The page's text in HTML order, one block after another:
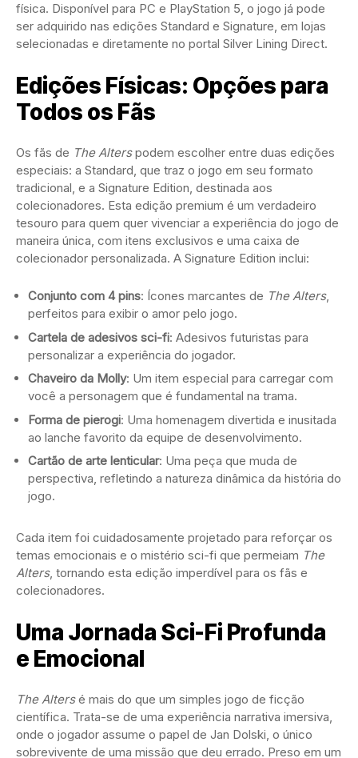
física. Disponível para PC e PlayStation 5, o jogo já pode
ser adquirido nas edições Standard e Signature, em lojas
selecionadas e diretamente no portal Silver Lining Direct.
Edições Físicas: Opções para
Todos os Fãs
Os fãs de The Alterspodem escolher entre duas edições
especiais: a Standard, que traz o jogo em seu formato
tradicional, e a Signature Edition, destinada aos
colecionadores. Esta edição premium é um verdadeiro
tesouro para quem quer vivenciar a experiência do jogo de
maneira única, com itens exclusivos e uma caixa de
colecionador personalizada. A Signature Edition inclui:
Conjunto com 4 pins: Ícones marcantes de The Alters,
perfeitos para exibir o amor pelo jogo.
Cartela de adesivos sci-fi: Adesivos futuristas para
personalizar a experiência do jogador.
Chaveiro da Molly: Um item especial para carregar com
você a personagem que é fundamental na trama.
Forma de pierogi: Uma homenagem divertida e inusitada
ao lanche favorito da equipe de desenvolvimento.
Cartão de arte lenticular: Uma peça que muda de
perspectiva, refletindo a natureza dinâmica da história do
jogo.
Cada item foi cuidadosamente projetado para reforçar os
temas emocionais e o mistério sci-fi que permeiam The
Alters, tornando esta edição imperdível para os fãs e
colecionadores.
Uma Jornada Sci-Fi Profunda
e Emocional
The Altersé mais do que um simples jogo de ficção
científica. Trata-se de uma experiência narrativa imersiva,
onde o jogador assume o papel de Jan Dolski, o único
sobrevivente de uma missão que deu errado. Preso em um